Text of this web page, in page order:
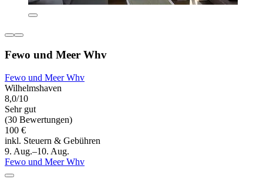
Fewo und Meer Whv
Fewo und Meer Whv
Wilhelmshaven
8,0/10
Sehr gut
(30 Bewertungen)
100 €
inkl. Steuern & Gebühren
9. Aug.–10. Aug.
Fewo und Meer Whv